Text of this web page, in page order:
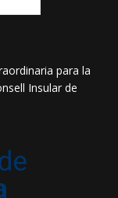
para la
Insular de